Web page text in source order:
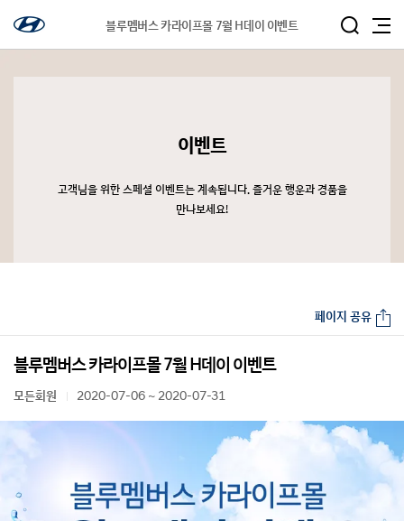
블루멤버스 카라이프몰 7월 H데이 이벤트
이벤트
고객님을 위한 스페셜 이벤트는 계속됩니다. 즐거운 행운과 경품을
만나보세요!
블루멤버스 카라이프몰 7월 H데이 이벤트
모든회원 2020-07-06 ~ 2020-07-31
페이지 공유